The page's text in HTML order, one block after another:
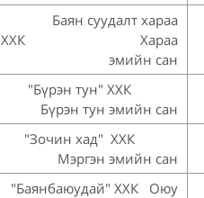
Баян суудалт хараа
ХХК Хараа
эмийн сан
"Бүрэн тун" ХХК
Бүрэн тун эмийн сан
"Зочин хад" ХХК
Мэргэн эмийн сан
"Баянбаюудай" ХХК Оюу